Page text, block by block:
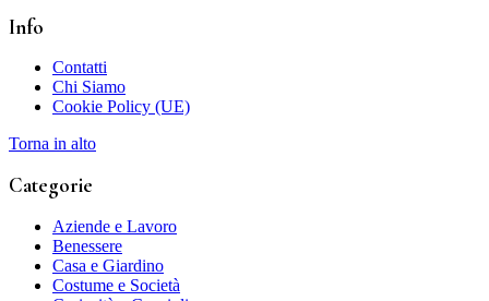
Info
Contatti
Chi Siamo
Cookie Policy (UE)
Torna in alto
Categorie
Aziende e Lavoro
Benessere
Casa e Giardino
Costume e Società